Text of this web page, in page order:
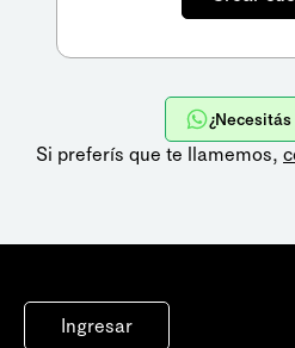
Si preferís que te llamemos,
Ingresar